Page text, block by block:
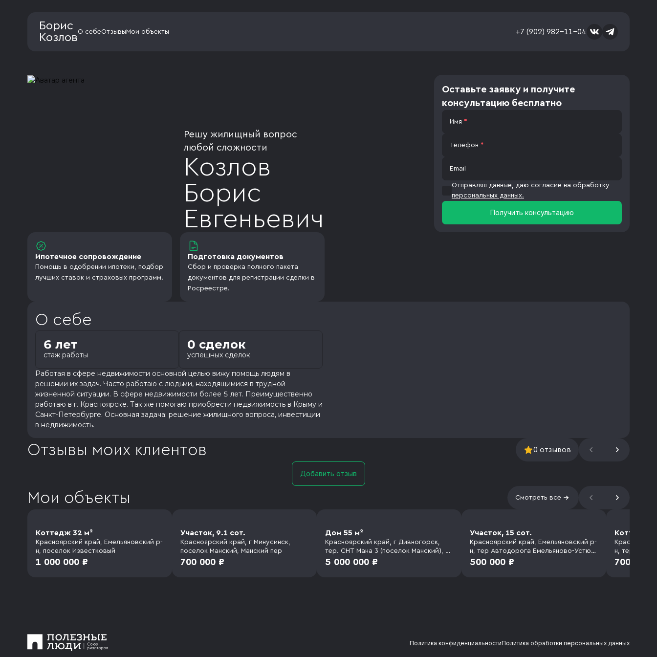
Борис
КозловО себеОтзывыМои объекты +7 (902) 982-11-04
Решу жилищный вопрос
любой сложности
Козлов
Борис
Евгеньевич
Оставьте заявку и получите
консультацию бесплатно
Имя *
Телефон *
Email
Отправляя данные, даю согласие на обработку
персональных данных.
Получить консультацию
Ипотечное сопровождение
Помощь в одобрении ипотеки, подбор
лучших ставок и страховых программ.
Подготовка документов
Сбор и проверка полного пакета
документов для регистрации сделки в
Росреестре.
О себе
стаж работы
6 лет
успешных сделок
0 сделок
Работая в сфере недвижимости основной целью вижу помощь людям в
решении их задач. Часто работаю с людьми, находящимися в трудной
жизненной ситуации. В сфере недвижимости более 5 лет. Преимущественно
работаю в г. Красноярске. Так же помогаю приобрести недвижимость в Крыму и
Санкт-Петербурге. Основная задача: решение жилищного вопроса, инвестиции
в недвижимость.
Отзывы моих клиентов 0 отзывов
Добавить отзыв
Мои объекты Смотреть все
Коттедж 32 м²
Красноярский край, Емельяновский р-
н, поселок Известковый
1 000 000 ₽
Участок, 9.1 сот.
Красноярский край, г Минусинск,
поселок Манский, Манский пер
700 000 ₽
Дом 55 м²
Красноярский край, г Дивногорск,
тер. СНТ Мана 3 (поселок Манский), ул
Березовая, д. 436
5 000 000 ₽
Участок, 15 сот.
Красноярский край, Емельяновский р-
н, тер Автодорога Емельяново-Устюг
(село Устюг)
500 000 ₽
Коттедж
н, тер. СНТ
(деревня
700 000
Политика конфиденциальностиПолитика обработки персональных данных